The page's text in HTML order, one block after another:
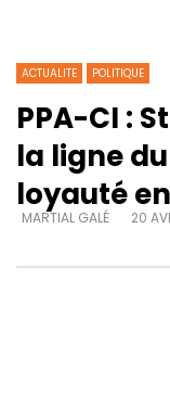
ACTUALITE POLITIQUE
PPA-CI :
la ligne
loyauté
MARTIAL GALÉ 20